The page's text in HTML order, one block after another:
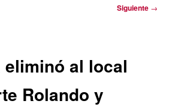
Siguiente →
eliminó al local
Rolando y